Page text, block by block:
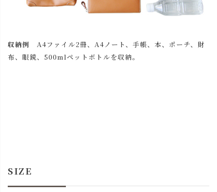
収納例 A4ファイル2冊、A4ノート、手帳、本、ポーチ、財
布、眼鏡、500mlペットボトルを収納。
SIZE